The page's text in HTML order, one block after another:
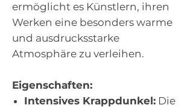
ermöglicht es Künstlern, ihren
Werken eine besonders warme
und ausdrucksstarke
Atmosphäre zu verleihen.
Eigenschaften:
Intensives Krappdunkel: Die